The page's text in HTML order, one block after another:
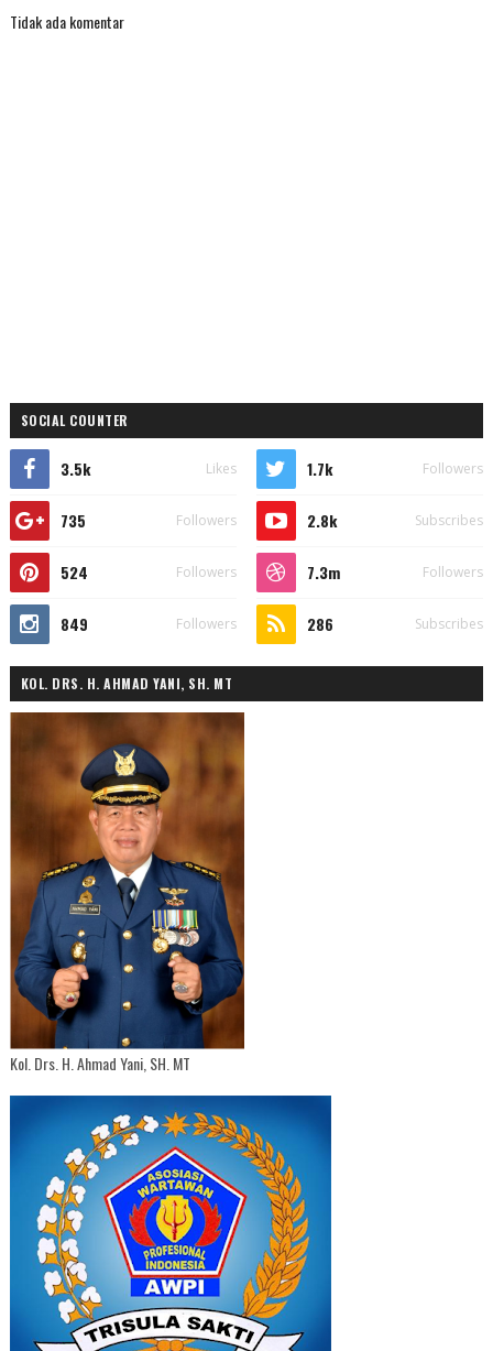
Tidak ada komentar
SOCIAL COUNTER
3.5k Likes 1.7k Followers
735 Followers 2.8k Subscribes
524 Followers 7.3m Followers
849 Followers 286 Subscribes
KOL. DRS. H. AHMAD YANI, SH. MT
Kol. Drs. H. Ahmad Yani, SH. MT